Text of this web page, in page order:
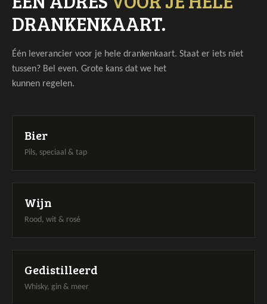
DRANKENKAART.
Één leverancier voor je hele drankenkaart. Staat er iets niet
tussen? Bel even. Grote kans dat we het
kunnen regelen.
Bier
Pils, speciaal & tap
Wijn
Rood, wit & rosé
Gedistilleerd
Whisky, gin & meer